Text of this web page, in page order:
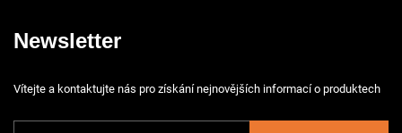
Newsletter
Vítejte a kontaktujte nás pro získání nejnovějších informací o produktech